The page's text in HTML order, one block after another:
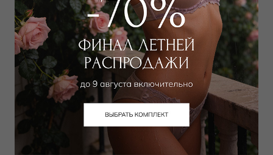
Выбрать размер Выбрать размер